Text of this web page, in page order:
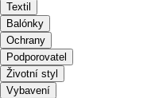
Textil
Balónky
Ochrany
Podporovatel
Životní styl
Vybavení